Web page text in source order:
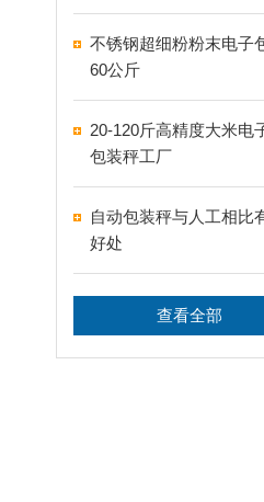
不锈钢超细粉粉末电子
60公斤
20-120斤高精度大米电
包装秤工厂
自动包装秤与人工相比
好处
查看全部